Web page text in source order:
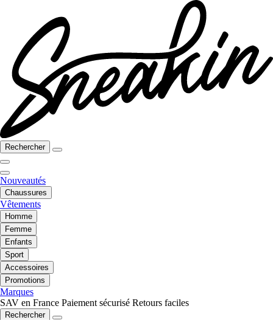
Rechercher
Nouveautés
Chaussures
Vêtements
Homme
Femme
Enfants
Sport
Accessoires
Promotions
Marques
SAV en France Paiement sécurisé Retours faciles
Rechercher